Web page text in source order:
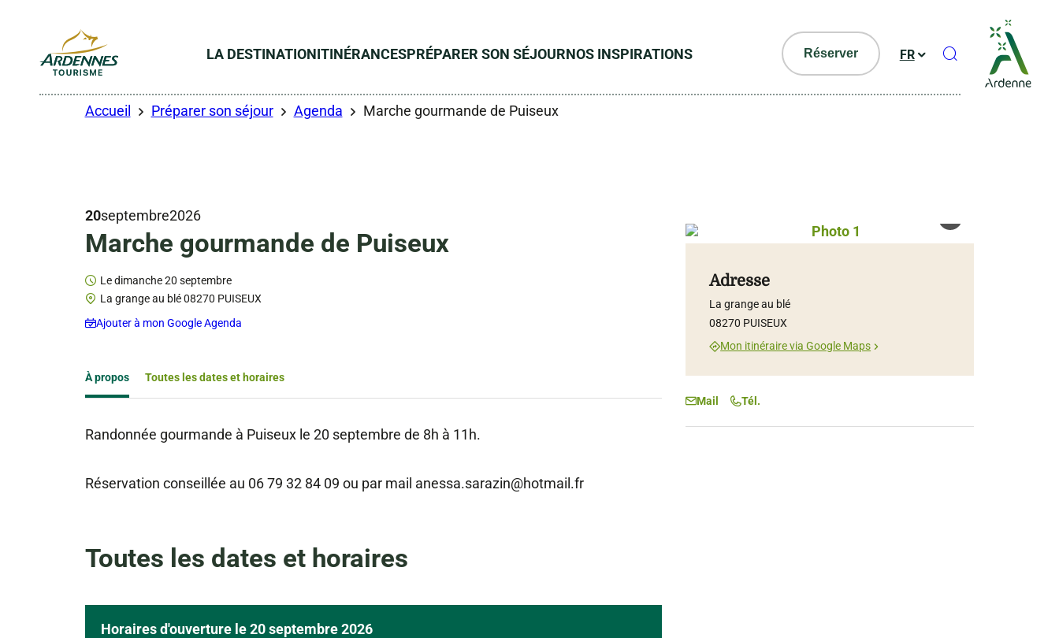
LA DESTINATIONITINÉRANCESPRÉPARER SON SÉJOURNOS INSPIRATIONS Réserver FR Ouvrir le
Accueil Préparer son séjour Agenda Marche gourmande de Puiseux
20septembre2026
Marche gourmande de Puiseux
Le dimanche 20 septembre
La grange au blé 08270 PUISEUX
Ajouter à mon Google Agenda
À propos Toutes les dates et horaires
Randonnée gourmande à Puiseux le 20 septembre de 8h à 11h.
Réservation conseillée au 06 79 32 84 09 ou par mail anessa.sarazin@hotmail.fr
Toutes les dates et horaires
Horaires d'ouverture le 20 septembre 2026
Photo 1, © Droits libres
Adresse
La grange au blé
08270 PUISEUX
Mon itinéraire via Google Maps
Mail Tél.